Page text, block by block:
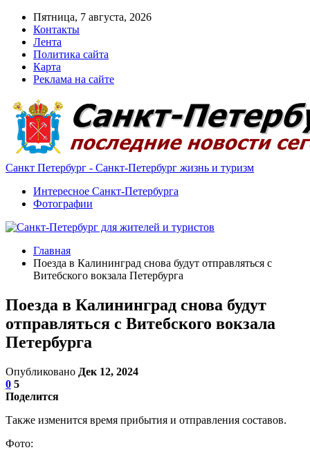
Пятница, 7 августа, 2026
Контакты
Лента
Политика сайта
Карта
Реклама на сайте
Санкт Петербург - Санкт-Петербург жизнь и туризм
Интересное Санкт-Петербурга
Фотографии
Главная
Поезда в Калининград снова будут отправляться с
Витебского вокзала Петербурга
Поезда в Калининград снова будут
отправляться с Витебского вокзала
Петербурга
Опубликовано Дек 12, 2024
0 5
Поделится
Также изменится время прибытия и отправления составов.
Фото: